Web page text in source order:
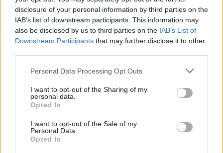
disclosure of your personal information by third parties on the
IAB’s list of downstream participants. This information may
also be disclosed by us to third parties on the IAB’s List of
Downstream Participants that may further disclose it to other
Personal Data Processing Opt Outs
I want to opt-out of the Sharing of my
personal data.
Opted In
I want to opt-out of the Sale of my
Personal Data.
Opted In
sairauslomatodistuksia – neljälle
ei maksettu sairausajan palkkaa
3